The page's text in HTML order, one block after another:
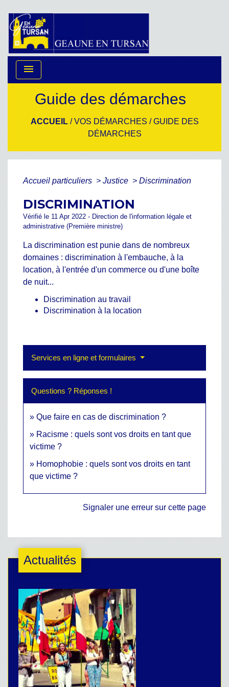
menu
Guide des démarches
ACCUEIL/VOS DÉMARCHES /GUIDE DES
DÉMARCHES
Accueil particuliers > Justice > Discrimination
DISCRIMINATION
Vérifié le 11 Apr 2022 - Direction de l'information légale et
administrative (Première ministre)
La discrimination est punie dans de nombreux
domaines : discrimination à l'embauche, à la
location, à l'entrée d'un commerce ou d'une boîte
de nuit...
Discrimination au travail
Discrimination à la location
Services en ligne et formulaires
Questions ? Réponses !
Que faire en cas de discrimination ?
Racisme : quels sont vos droits en tant que
victime ?
Homophobie : quels sont vos droits en tant
que victime ?
Signaler une erreur sur cette page
Actualités